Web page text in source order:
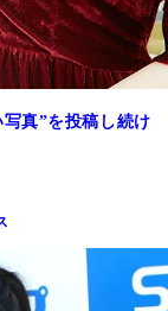
真”を投稿し続け